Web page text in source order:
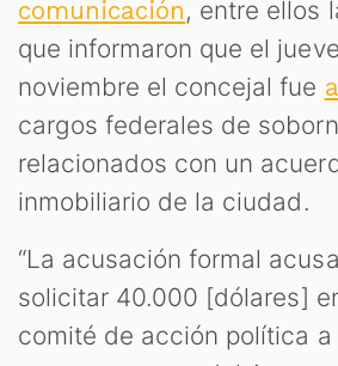
comunicación, entre ellos
que informaron que el
noviembre el concejal fue
cargos federales de
relacionados con un
inmobiliario de la ciudad.
“La acusación formal
solicitar 40.000 [dólares]
comité de acción política